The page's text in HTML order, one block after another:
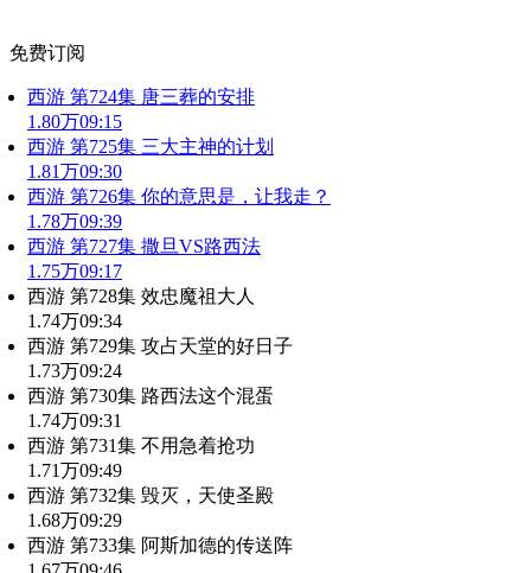
免费订阅
西游 第724集 唐三葬的安排
1.80万09:15
西游 第725集 三大主神的计划
1.81万09:30
西游 第726集 你的意思是，让我走？
1.78万09:39
西游 第727集 撒旦VS路西法
1.75万09:17
西游 第728集 效忠魔祖大人
1.74万09:34
西游 第729集 攻占天堂的好日子
1.73万09:24
西游 第730集 路西法这个混蛋
1.74万09:31
西游 第731集 不用急着抢功
1.71万09:49
西游 第732集 毁灭，天使圣殿
1.68万09:29
西游 第733集 阿斯加德的传送阵